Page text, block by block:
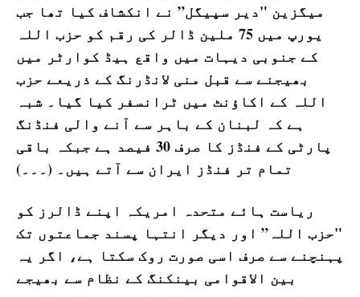
میگزین "دیر سپیگل” نے انکشاف کیا تھا جب
یورپ میں 75 ملین ڈالر کی رقم کو حزب اللہ
کے جنوبی دیہات میں واقع ہیڈ کوارٹر میں
بھیجنے سے قبل منی لانڈرنگ کے ذریعے حزب
اللہ کے اکاؤنٹ میں ٹرانسفر کیا گیا۔ شبہ
ہے کہ لبنان کے باہر سے آنے والی فنڈنگ
پارٹی کے فنڈز کا صرف 30 فیصد ہے جبکہ باقی
تمام تر فنڈز ایران سے آتے ہیں۔ (۔۔۔)
ریاست ہائے متحدہ امریکہ اپنے ڈالرز کو
"حزب اللہ” اور دیگر انتہا پسند جماعتوں تک
پہنچنے سے صرف اسی صورت روک سکتا ہے، اگر یہ
بین الاقوامی بینکنگ کے نظام سے بھیجے